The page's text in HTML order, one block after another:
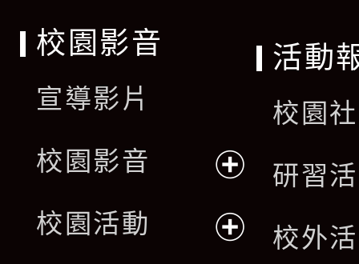
校園影音
宣導影片
校園影音
開
校園活動
活動
校園
研習
校外